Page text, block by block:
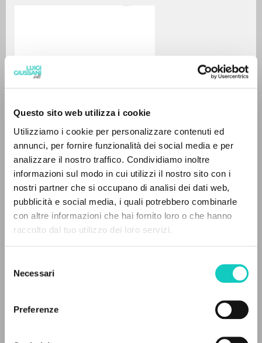
Questo sito web utilizza i cookie
Utilizziamo i cookie per personalizzare contenuti ed
annunci, per fornire funzionalità dei social media e per
analizzare il nostro traffico. Condividiamo inoltre
informazioni sul modo in cui utilizzi il nostro sito con i
nostri partner che si occupano di analisi dei dati web,
pubblicità e social media, i quali potrebbero combinarle
con altre informazioni che hai fornito loro o che hanno
raccolto dal tuo utilizzo dei loro servizi.
delNecessari
Preferenze
Giussani LuigiAutor
Litterae Communionis-Passos edição brasileira
BÚSQUEDA AVANZADA »
0DOCUMENTOS ENCONTRADOS
RESULTADOS SUCESIVOS